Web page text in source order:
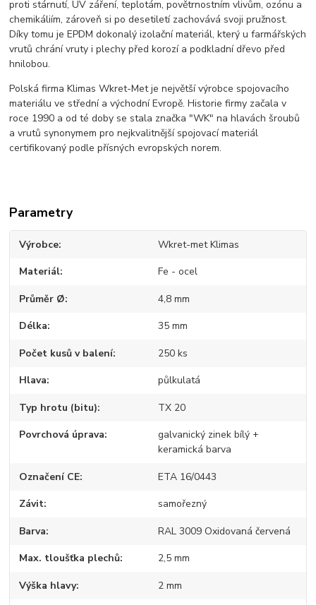
proti stárnutí, UV záření, teplotám, povětrnostním vlivům, ozónu a
chemikáliím, zároveň si po desetiletí zachovává svoji pružnost.
Díky tomu je EPDM dokonalý izolační materiál, který u farmářských
vrutů chrání vruty i plechy před korozí a podkladní dřevo před
hnilobou.
Polská firma Klimas Wkret-Met je největší výrobce spojovacího
materiálu ve střední a východní Evropě. Historie firmy začala v
roce 1990 a od té doby se stala značka "WK" na hlavách šroubů
a vrutů synonymem pro nejkvalitnější spojovací materiál
certifikovaný podle přísných evropských norem.
Parametry
Výrobce Wkret-met Klimas
Materiál Fe - ocel
Průměr Ø 4,8 mm
Délka 35 mm
Počet kusů v balení 250 ks
Hlava půlkulatá
Typ hrotu (bitu) TX 20
Povrchová úprava
galvanický zinek bílý +
keramická barva
Označení CE ETA 16/0443
Závit samořezný
Barva RAL 3009 Oxidovaná červená
Max. tloušťka plechů 2,5 mm
Výška hlavy 2 mm